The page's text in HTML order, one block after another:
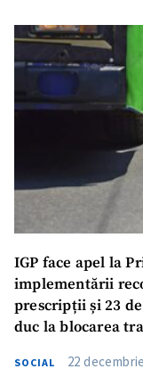
IGP face apel la
implementării
prescripții și 23
duc la blocarea
SOCIAL 22